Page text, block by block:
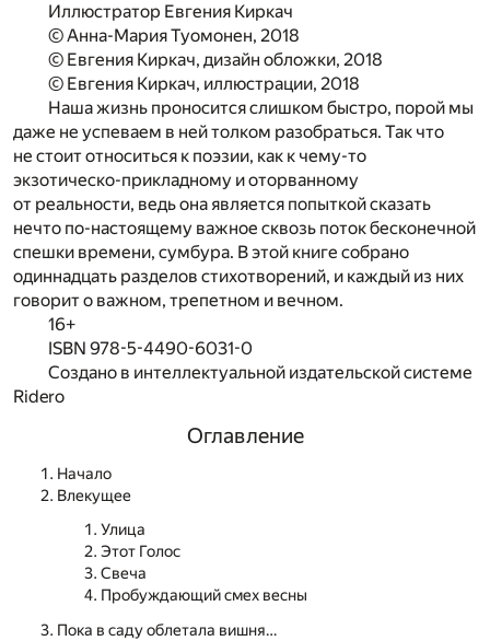
Иллюстратор Евгения Киркач
© Анна-Мария Туомонен, 2018
© Евгения Киркач, дизайн обложки, 2018
© Евгения Киркач, иллюстрации, 2018
Наша жизнь проносится слишком быстро, порой мы
даже не успеваем в ней толком разобраться. Так что
не стоит относиться к поэзии, как к чему-то
экзотическо-прикладному и оторванному
от реальности, ведь она является попыткой сказать
нечто по-настоящему важное сквозь поток бесконечной
спешки времени, сумбура. В этой книге собрано
одиннадцать разделов стихотворений, и каждый из них
говорит о важном, трепетном и вечном.
16+
ISBN 978-5-4490-6031-0
Создано в интеллектуальной издательской системе
Ridero
Оглавление
Начало
Влекущее
Улица
Этот Голос
Свеча
Пробуждающий смех весны
Пока в саду облетала вишня…